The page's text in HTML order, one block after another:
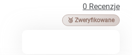
0 Recenzje
🥉 Zweryfikowane